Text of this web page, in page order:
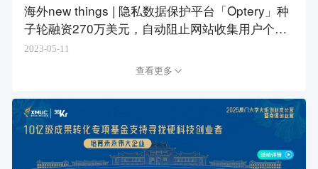
海外new things | 隐私数据保护平台「Optery」种
子轮融资270万美元，自动阻止网站收集用户个人
信息
2023-05-11
查看更多